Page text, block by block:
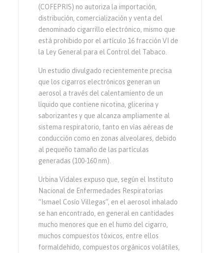
(COFEPRIS) no autoriza la importación,
distribución, comercialización y venta del
denominado cigarrillo electrónico, mismo que
está prohibido por el artículo 16 fracción VI de
la Ley General para el Control del Tabaco.
Un estudio divulgado recientemente precisa
que los cigarros electrónicos generan un
aerosol a través del calentamiento de un
líquido que contiene nicotina, glicerina y
saborizantes y que alcanza ampliamente al
sistema respiratorio, tanto en vías aéreas de
conducción como en zonas alveolares, debido
al pequeño tamaño de las partículas
generadas (100-160 nm).
Urbina Vidales expuso que, según el Instituto
Nacional de Enfermedades Respiratorias
“Ismael Cosío Villegas”, en el aerosol inhalado
se han encontrado, en general en cantidades
mucho menores que en el humo del cigarro,
muchos compuestos tóxicos, entre ellos
formaldehido, compuestos orgánicos volátiles,